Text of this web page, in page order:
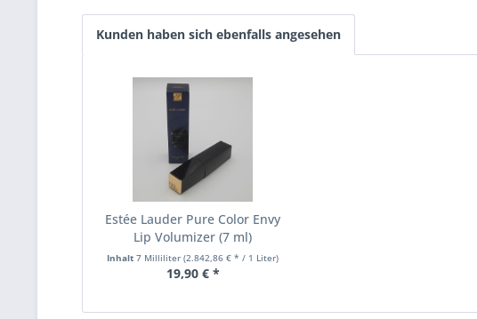
Kunden haben sich ebenfalls angesehen
Estée Lauder Pure Color Envy
Lip Volumizer (7 ml)
Inhalt7 Milliliter(2.842,86 € * / 1 Liter)
19,90 € *